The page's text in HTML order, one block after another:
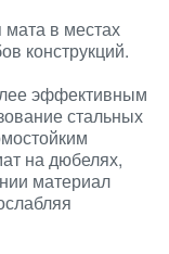
мата в местах
конструкций.
эффективным
стальных
на дюбелях,
материал